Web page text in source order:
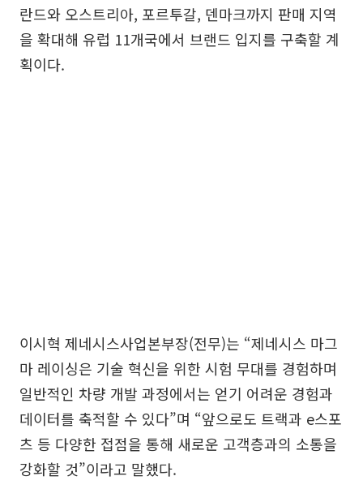
란드와 오스트리아, 포르투갈, 덴마크까지 판매 지역
을 확대해 유럽 11개국에서 브랜드 입지를 구축할 계
획이다.
이시혁 제네시스사업본부장(전무)는 “제네시스 마그
마 레이싱은 기술 혁신을 위한 시험 무대를 경험하며
일반적인 차량 개발 과정에서는 얻기 어려운 경험과
데이터를 축적할 수 있다”며 “앞으로도 트랙과 e스포
츠 등 다양한 접점을 통해 새로운 고객층과의 소통을
강화할 것”이라고 말했다.